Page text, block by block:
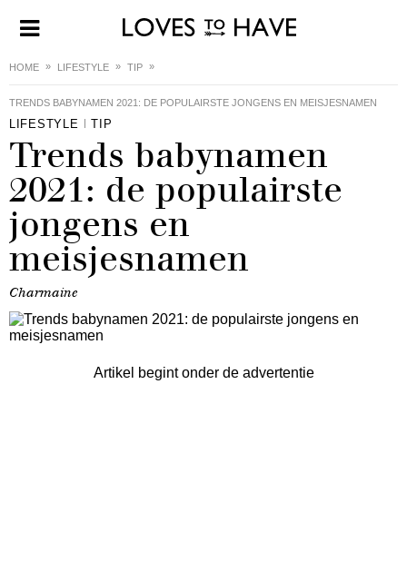
HOME LIFESTYLE TIP
TRENDS BABYNAMEN 2021: DE POPULAIRSTE JONGENS EN MEISJESNAMEN
LIFESTYLE TIP
Trends babynamen
2021: de populairste
jongens en
meisjesnamen
Charmaine
Artikel begint onder de advertentie